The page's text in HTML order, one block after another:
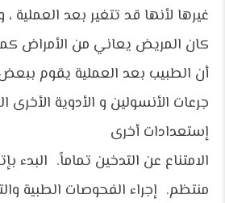
غيرها لأنها قد تتغير بعد العملية
كان المريض يعاني من الأمراض
أن الطبيب بعد العملية يقوم
جرعات الأنسولين و الأدوية
إستعدادات أخرى
الامتناع عن التدخين تماماً. البدء
منتظم. إجراء الفحوصات الطبية